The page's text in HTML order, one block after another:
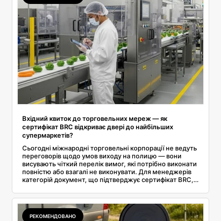
Вхідний квиток до торговельних мереж — як
сертифікат BRC відкриває двері до найбільших
супермаркетів?
Сьогодні міжнародні торговельні корпорації не ведуть
переговорів щодо умов виходу на полицю — вони
висувають чіткий перелік вимог, які потрібно виконати
повністю або взагалі не виконувати. Для менеджерів
категорій документ, що підтверджує сертифікат BRC, є
торговим паспортом і необхідною умовою для початку
торгових переговорів. Хто його не має, той навіть не
проходить до етапу цінових переговорів.
РЕКОМЕНДОВАНО